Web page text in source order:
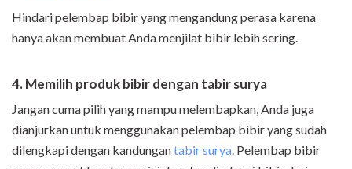
Hindari pelembap bibir yang mengandung perasa karena
hanya akan membuat Anda menjilat bibir lebih sering.
4. Memilih produk bibir dengan tabir surya
Jangan cuma pilih yang mampu melembapkan, Anda juga
dianjurkan untuk menggunakan pelembap bibir yang sudah
dilengkapi dengan kandungantabir surya. Pelembap bibir